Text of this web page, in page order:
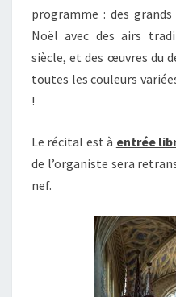
programme : des
Noël avec des airs
siècle, et des œuvres du
toutes les couleurs
!
Le récital est à entrée
de l’organiste sera
nef.